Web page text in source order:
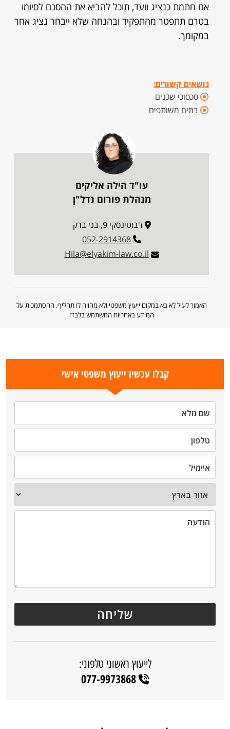
אם חתמת כנציג וועד, תוכל להביא את ההסכם לסיומו
בטרם תתפטר מהתפקיד ובהנחה שלא ייבחר נציג אחר
במקומך.
נושאים קשורים:
סכסוכי שכנים
בתים משותפים
עו"ד הילה אליקים
מנהלת פורום נדל"ן
ז'בוטינסקי 9, בני ברק
052-2914368
Hila@elyakim-law.co.il
האמור לעיל לא בא במקום ייעוץ משפטי ולא מהווה לו תחליף. ההסתמכות על
המידע באחריות המשתמש בלבד!
קבלו עכשיו ייעוץ משפטי אישי
לייעוץ ראשוני טלפוני:
077-9973868